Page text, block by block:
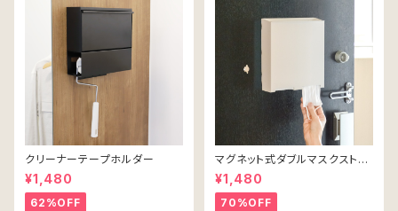
クリーナーテープホルダー
¥1,480
62%OFF
マグネット式ダブルマスクストッ
カー（ホワイト）
¥1,480
70%OFF